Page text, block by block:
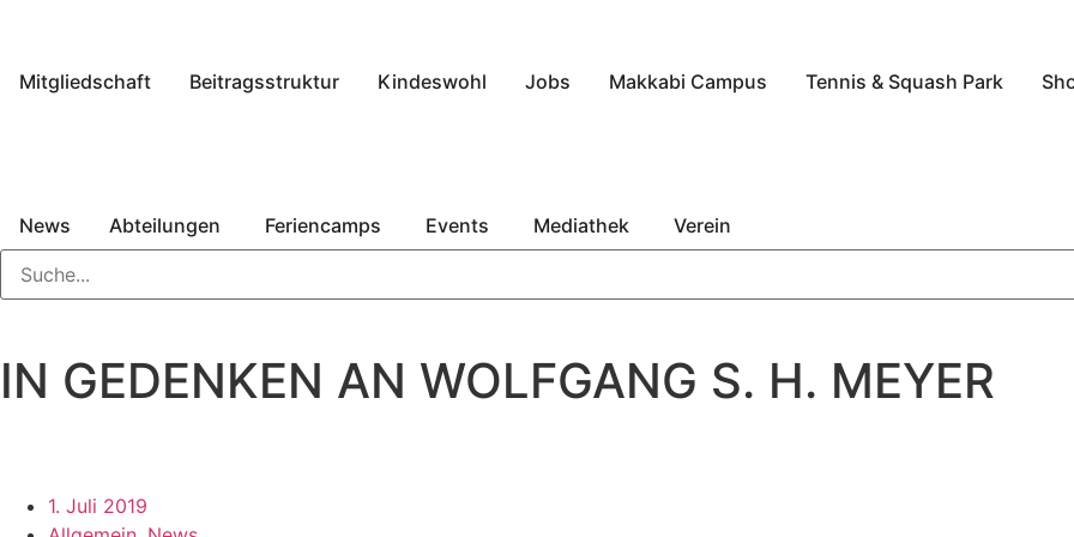
Mitgliedschaft Beitragsstruktur Kindeswohl Jobs Makkabi Campus Tennis & Squash Park
News Abteilungen Feriencamps Events Mediathek Verein
IN GEDENKEN AN WOLFGANG S. H. MEYER
1. Juli 2019